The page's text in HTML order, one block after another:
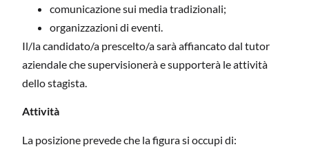
comunicazione sui media tradizionali;
organizzazioni di eventi.
Il/la candidato/a prescelto/a sarà affiancato dal tutor
aziendale che supervisionerà e supporterà le attività
dello stagista.
Attività
La posizione prevede che la figura si occupi di: